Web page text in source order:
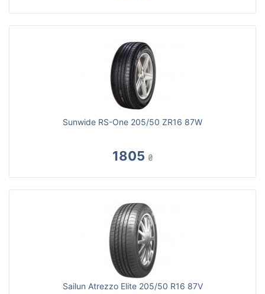
Sunwide RS-One 205/50 ZR16 87W
1805 ₴
Sailun Atrezzo Elite 205/50 R16 87V